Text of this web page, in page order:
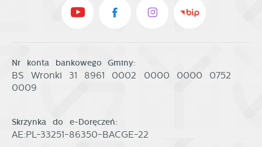
Nr konta bankowego Gminy:
BS Wronki 31 8961 0002 0000 0000 0752
0009
Skrzynka do e-Doręczeń:
AE:PL-33251-86350-BACGE-22